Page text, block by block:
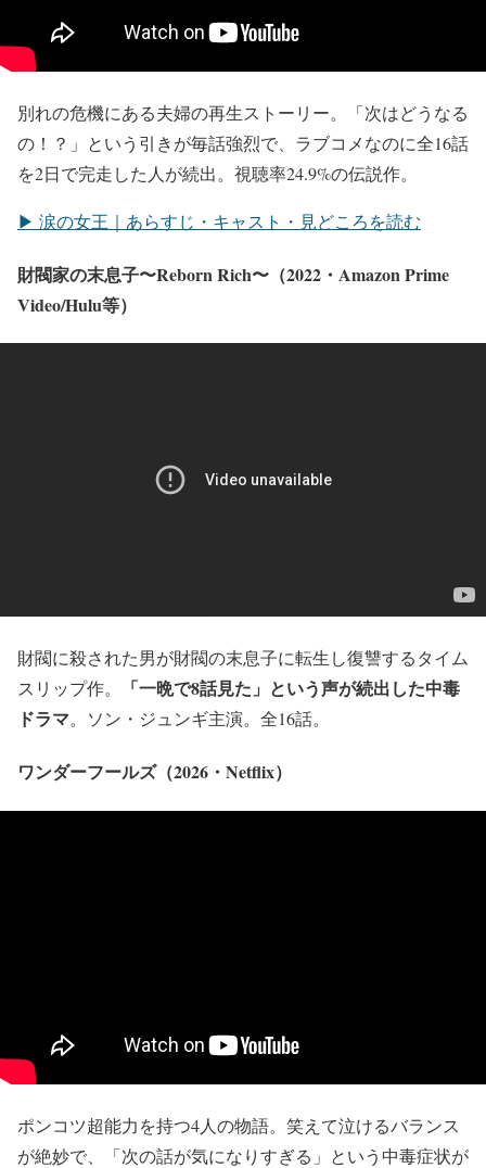
別れの危機にある夫婦の再生ストーリー。「次はどうなる
の！？」という引きが毎話強烈で、ラブコメなのに全16話
を2日で完走した人が続出。視聴率24.9%の伝説作。
▶ 涙の女王｜あらすじ・キャスト・見どころを読む
財閥家の末息子〜Reborn Rich〜（2022・Amazon Prime
Video/Hulu等）
財閥に殺された男が財閥の末息子に転生し復讐するタイム
スリップ作。
「一晩で8話見た」という声が続出した中毒
ドラマ。ソン・ジュンギ主演。全16話。
ワンダーフールズ（2026・Netflix）
ポンコツ超能力を持つ4人の物語。笑えて泣けるバランス
が絶妙で、「次の話が気になりすぎる」という中毒症状が